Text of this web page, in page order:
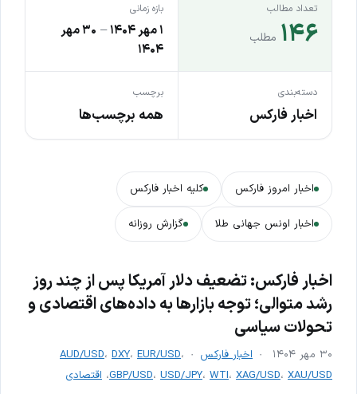
تعداد مطالب
۱۴۶ مطلب
بازه زمانی
۱ مهر ۱۴۰۴ –
۳۰ مهر
۱۴۰۴
دسته‌بندی
اخبار فارکس
برچسب
همه برچسب‌ها
اخبار امروز فارکس کلیه اخبار فارکس
اخبار اونس جهانی طلا گزارش روزانه
اخبار فارکس: تضعیف دلار آمریکا پس از چند روز
رشد متوالی؛ توجه بازارها به داده‌های اقتصادی و
تحولات سیاسی
۳۰ مهر ۱۴۰۴ اخبار فارکس AUD/USD، DXY، EUR/USD،
GBP/USD، USD/JPY، WTI، XAG/USD، XAU/USD ، اقتصادی